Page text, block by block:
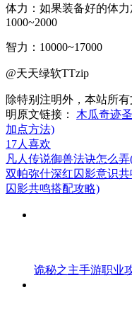
体力：如果装备好的体力
1000~2000
智力：10000~17000
@天天绿软TTzip
除特别注明外，本站所
明原文链接： 木瓜奇迹
加点方法)
17人喜欢
凡人传说御兽法诀怎么
双帕弥什深红囚影意识
囚影共鸣搭配攻略)
诡秘之主手游职业